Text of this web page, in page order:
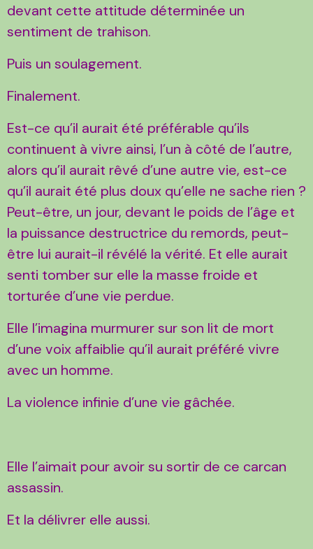
devant cette attitude déterminée un
sentiment de trahison.
Puis un soulagement.
Finalement.
Est-ce qu’il aurait été préférable qu’ils
continuent à vivre ainsi, l’un à côté de l’autre,
alors qu’il aurait rêvé d’une autre vie, est-ce
qu’il aurait été plus doux qu’elle ne sache rien ?
Peut-être, un jour, devant le poids de l’âge et
la puissance destructrice du remords, peut-
être lui aurait-il révélé la vérité. Et elle aurait
senti tomber sur elle la masse froide et
torturée d’une vie perdue.
Elle l’imagina murmurer sur son lit de mort
d’une voix affaiblie qu’il aurait préféré vivre
avec un homme.
La violence infinie d’une vie gâchée.
Elle l’aimait pour avoir su sortir de ce carcan
assassin.
Et la délivrer elle aussi.